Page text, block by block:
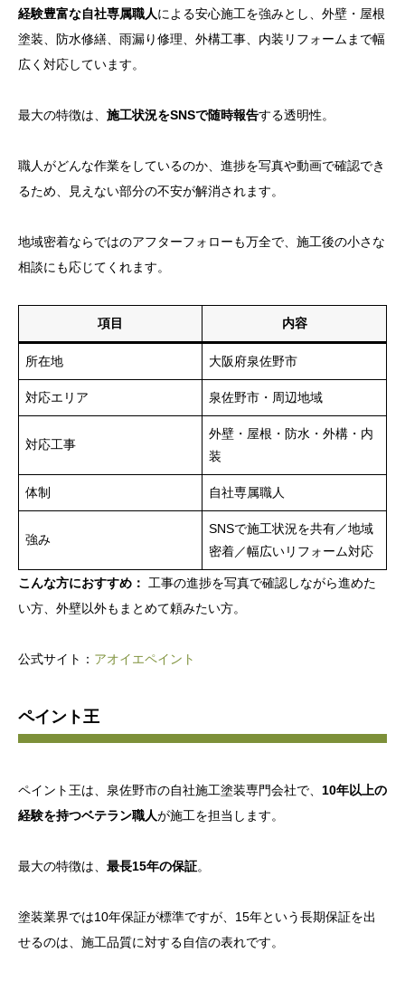
経験豊富な自社専属職人による安心施工を強みとし、外壁・屋根
塗装、防水修繕、雨漏り修理、外構工事、内装リフォームまで幅
広く対応しています。
最大の特徴は、 施工状況をSNSで随時報告する透明性。
職人がどんな作業をしているのか、進捗を写真や動画で確認でき
るため、見えない部分の不安が解消されます。
地域密着ならではのアフターフォローも万全で、施工後の小さな
相談にも応じてくれます。
項目 内容
所在地 大阪府泉佐野市
対応エリア 泉佐野市・周辺地域
対応工事
外壁・屋根・防水・外構・内
装
体制 自社専属職人
強み
SNSで施工状況を共有／地域
密着／幅広いリフォーム対応
こんな方におすすめ：
工事の進捗を写真で確認しながら進めた
い方、外壁以外もまとめて頼みたい方。
公式サイト： アオイエペイント
ペイント王
ペイント王は、泉佐野市の自社施工塗装専門会社で、 10年以上の
経験を持つベテラン職人が施工を担当します。
最大の特徴は、 最長15年の保証。
塗装業界では10年保証が標準ですが、15年という長期保証を出
せるのは、施工品質に対する自信の表れです。